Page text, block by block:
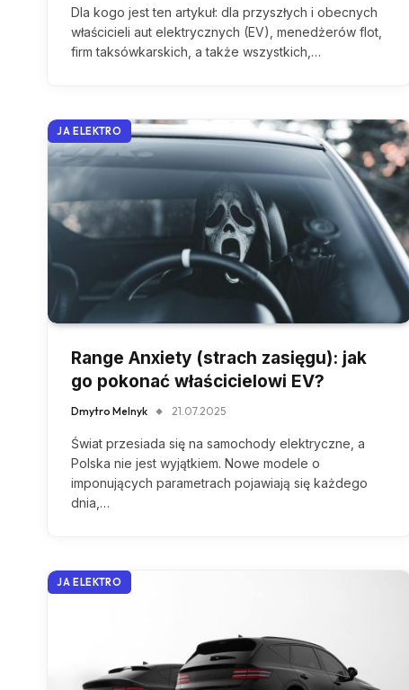
Dla kogo jest ten artykuł: dla przyszłych i obecnych
właścicieli aut elektrycznych (EV), menedżerów flot,
firm taksówkarskich, a także wszystkich,…
JA ELEKTRO
Range Anxiety (strach zasięgu): jak
go pokonać właścicielowi EV?
Dmytro Melnyk 21.07.2025
Świat przesiada się na samochody elektryczne, a
Polska nie jest wyjątkiem. Nowe modele o
imponujących parametrach pojawiają się każdego
dnia,…
JA ELEKTRO